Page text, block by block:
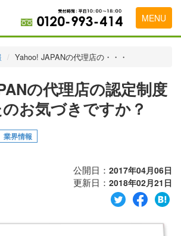
MENU
の方
お考えの方
Yahoo! JAPANの代理店の・・・
の代理店の認定制度
お気づきですか？
業界情報
公開日： 2017年04月06日
更新日： 2018年02月21日